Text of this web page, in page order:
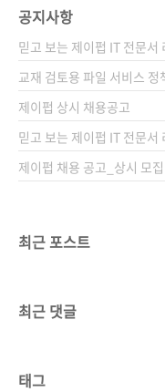
니다. 아두이노로 할 수 있는 것이
각보다 많은 기능을 담을 수 있
하여 생활에 필요한 무엇부터 상
들까지 만들 수 있는 시대가 도
심에는 아두이노와 같은 오픈 소
있습니다. 무엇을 만들까에 대한
지면 이제 생각..
공지사항
믿고 보는 제이펍 IT 전문서
교재 검토용 파일 서비스 정
제이펍 상시 채용공고
믿고 보는 제이펍 IT 전문서
제이펍 채용 공고_상시 모집
최근 포스트
최근 댓글
태그